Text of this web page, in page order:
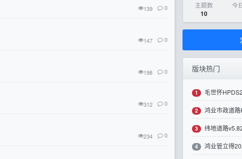
139 0
147 0
198 0
312 0
234 0
主题数
10
今
版块热门
1 毛世怀
解版下载
2 鸿业市政道
件破解版下载
3 纬地道路
4 鸿业管立得